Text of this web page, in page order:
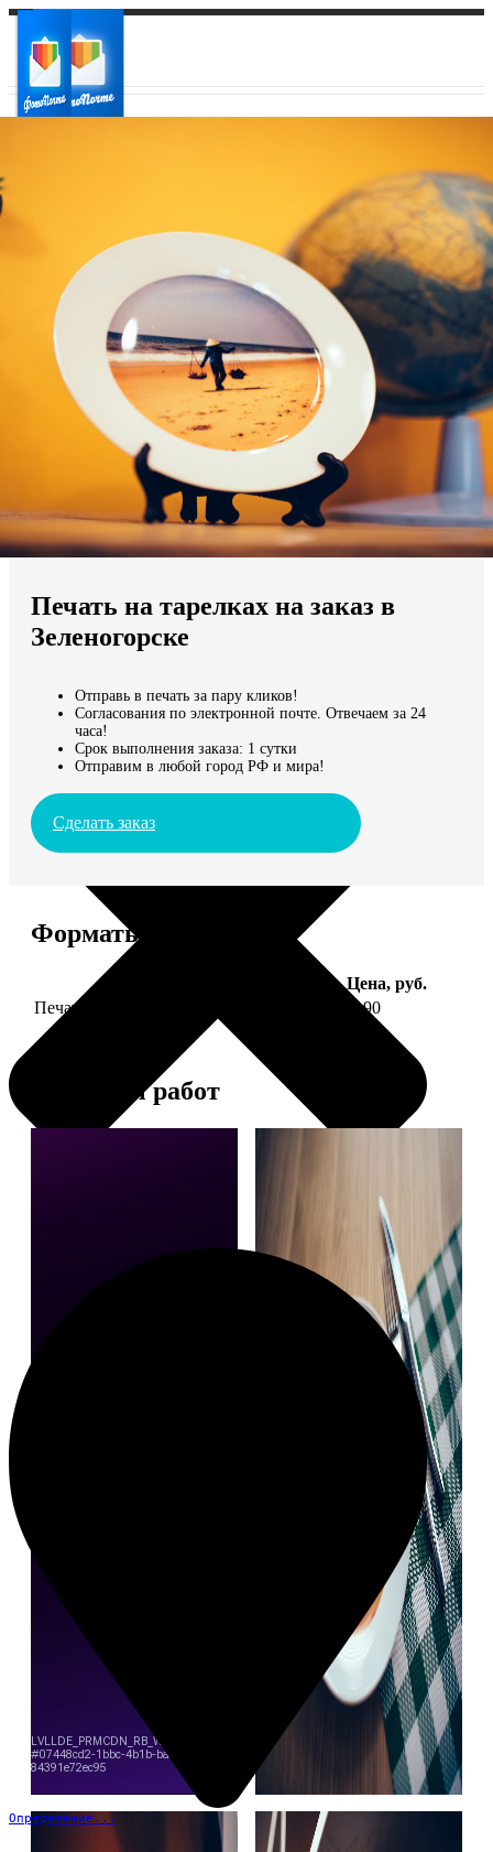
Ваш регион доставки
Выберите из списка:
Мы доставляем по всему миру
Продолжить без города
Определение...
Печать на тарелках на заказ в
Зеленогорске
Отправь в печать за пару кликов!
Согласования по электронной почте. Отвечаем за 24
часа!
Срок выполнения заказа: 1 сутки
Отправим в любой город РФ и мира!
Сделать заказ
Форматы и цены
Цена, руб.
Печать фото на тарелке диаметром 20 см
1190
Примеры работ